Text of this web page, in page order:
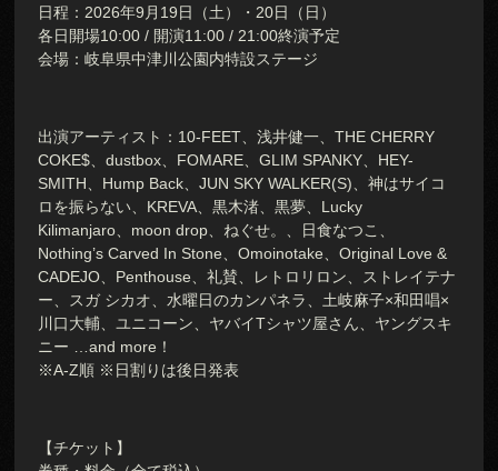
日程：2026年9月19日（土）・20日（日）
各日開場10:00 / 開演11:00 / 21:00終演予定
会場：岐阜県中津川公園内特設ステージ
出演アーティスト：10-FEET、浅井健一、THE CHERRY
COKE$、dustbox、FOMARE、GLIM SPANKY、HEY-
SMITH、Hump Back、JUN SKY WALKER(S)、神はサイコ
ロを振らない、KREVA、黒木渚、黒夢、Lucky
Kilimanjaro、moon drop、ねぐせ。、日食なつこ、
Nothing’s Carved In Stone、Omoinotake、Original Love &
CADEJO、Penthouse、礼賛、レトロリロン、ストレイテナ
ー、スガ シカオ、水曜日のカンパネラ、土岐麻子×和田唱×
川口大輔、ユニコーン、ヤバイTシャツ屋さん、ヤングスキ
ニー …and more！
※A-Z順 ※日割りは後日発表
【チケット】